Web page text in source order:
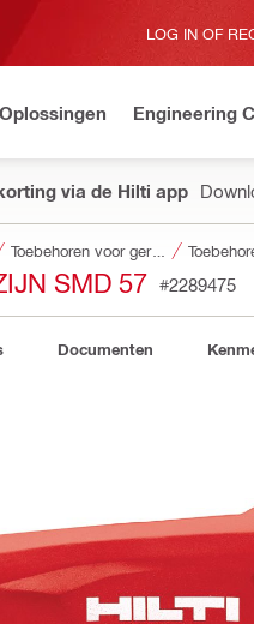
LOG IN OF
Oplossingen Engineering
via de Hilti app
Toebehoren voor gereedschap
SMD 57 #2289475
Documenten